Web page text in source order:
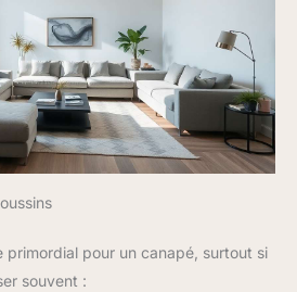
primordial pour un canapé, surtout si
souvent :